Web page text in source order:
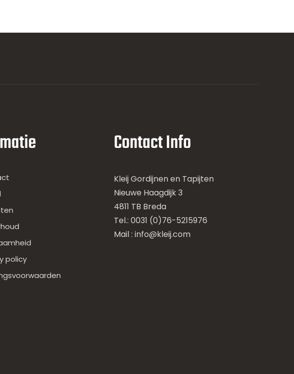
policy
Contact Info
Kleij Gordijnen en Tapijten
Nieuwe Haagdijk 3
4811 TB Breda
Tel.: 0031 (0)76-5215976
Mail : info@kleij.com